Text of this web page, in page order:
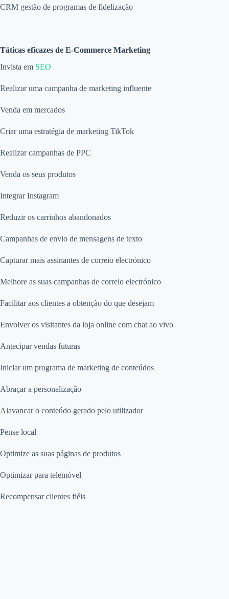
CRM gestão de programas de fidelização
Táticas eficazes de E-Commerce Marketing
Invista em SEO
Realizar uma campanha de marketing influente
Venda em mercados
Criar uma estratégia de marketing TikTok
Realizar campanhas de PPC
Venda os seus produtos
Integrar Instagram
Reduzir os carrinhos abandonados
Campanhas de envio de mensagens de texto
Capturar mais assinantes de correio electrónico
Melhore as suas campanhas de correio electrónico
Facilitar aos clientes a obtenção do que desejam
Envolver os visitantes da loja online com chat ao vivo
Antecipar vendas futuras
Iniciar um programa de marketing de conteúdos
Abraçar a personalização
Alavancar o conteúdo gerado pelo utilizador
Pense local
Optimize as suas páginas de produtos
Optimizar para telemóvel
Recompensar clientes fiéis